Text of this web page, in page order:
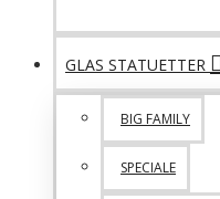
GLAS STATUETTER
BIG FAMILY
SPECIALE